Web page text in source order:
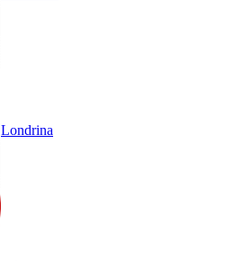
Londrina